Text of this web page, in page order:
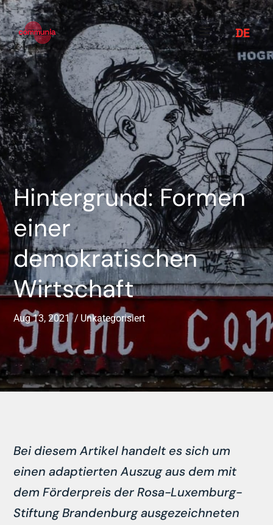
DE
Hintergrund: Formen
einer
demokratischen
Wirtschaft
Aug 13, 2021 Unkategorisiert
Bei diesem Artikel handelt es sich um
einen adaptierten Auszug aus dem mit
dem Förderpreis der Rosa-Luxemburg-
Stiftung Brandenburg ausgezeichneten